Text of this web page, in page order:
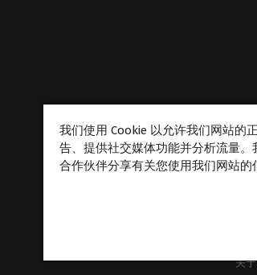
关
我们使用 Cookie 以允许我们网站的
告、提供社交媒体功能并分析流量
合作伙伴分享有关您使用我们网站的